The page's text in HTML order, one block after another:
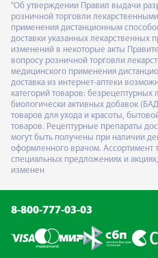
"Об утверждении Правил выдачи
розничной торговли
применения дистанционным
доставки указанных лекарственных
изменений в некоторые акты
вопросу розничной торговли
медицинского применения
доставка из интернет-аптеки
категорий товаров: безрецептурных
биологически активных добавок
товаров для ухода и красоты,
товаров. Рецептурные препараты
могут быть получены при наличии
оформленного врачом. Ассортимент
специальных предложениях и
изменен
8-800-777-03-03